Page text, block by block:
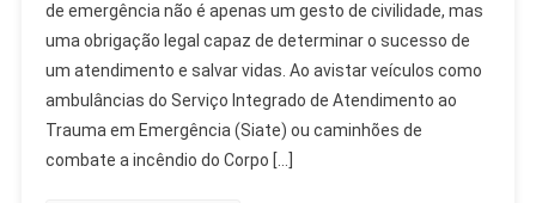
Para
Viaturas
De
Emergência:
Dever
E
de emergência não é apenas um gesto de civilidade, mas
uma obrigação legal capaz de determinar o sucesso de
um atendimento e salvar vidas. Ao avistar veículos como
ambulâncias do Serviço Integrado de Atendimento ao
Trauma em Emergência (Siate) ou caminhões de
combate a incêndio do Corpo […]